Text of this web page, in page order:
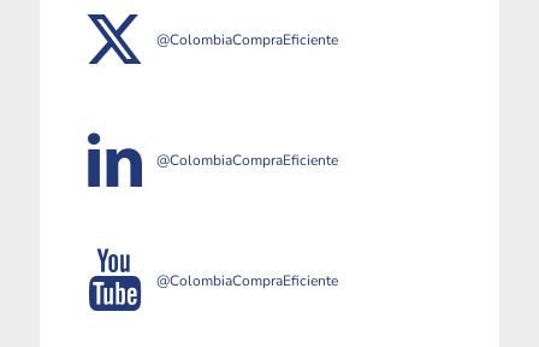
@ColombiaCompraEficiente
@ColombiaCompraEficiente
@ColombiaCompraEficiente